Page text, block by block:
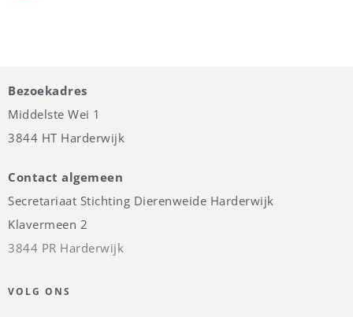
Bezoekadres
Middelste Wei 1
3844 HT Harderwijk
Contact algemeen
Secretariaat Stichting Dierenweide Harderwijk
Klavermeen 2
3844 PR Harderwijk
VOLG ONS